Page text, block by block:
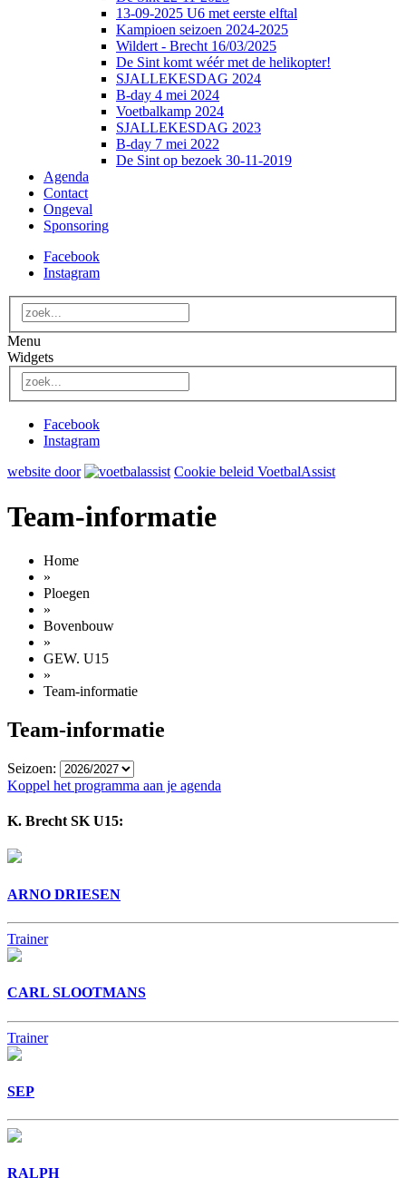
13-09-2025 U6 met eerste elftal
Kampioen seizoen 2024-2025
Wildert - Brecht 16/03/2025
De Sint komt wéér met de helikopter!
SJALLEKESDAG 2024
B-day 4 mei 2024
Voetbalkamp 2024
SJALLEKESDAG 2023
B-day 7 mei 2022
De Sint op bezoek 30-11-2019
Agenda
Contact
Ongeval
Sponsoring
Facebook
Instagram
Menu
Widgets
Facebook
Instagram
website door
Cookie beleid VoetbalAssist
Team-informatie
Home
»
Ploegen
»
Bovenbouw
»
GEW. U15
»
Team-informatie
Team-informatie
Seizoen:
Koppel het programma aan je agenda
K. Brecht SK U15:
ARNO DRIESEN
Trainer
CARL SLOOTMANS
Trainer
SEP
RALPH